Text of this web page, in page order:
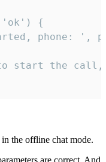
'ok') {
phone: ',
start the
the offline chat mode.